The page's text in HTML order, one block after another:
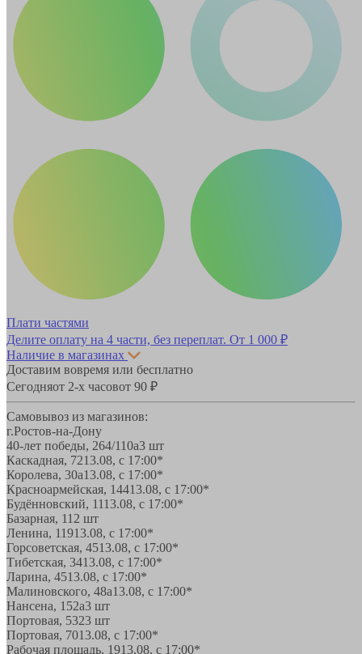
Плати частями
Делите оплату на 4 части, без переплат. От 1 000 ₽
Наличие в магазинах
Доставим вовремя или бесплатно
Сегодняот 2-х часовот 90 ₽
Самовывоз из магазинов:
г.Ростов-на-Дону
40-лет победы, 264/110а3 шт
Каскадная, 7213.08, с 17:00*
Королева, 30а13.08, с 17:00*
Красноармейская, 14413.08, с 17:00*
Будённовский, 1113.08, с 17:00*
Базарная, 11 2 шт
Ленина, 11913.08, с 17:00*
Горсоветская, 4513.08, с 17:00*
Тибетская, 3413.08, с 17:00*
Ларина, 4513.08, с 17:00*
Малиновского, 48а13.08, с 17:00*
Нансена, 152а3 шт
Портовая, 5323 шт
Портовая, 7013.08, с 17:00*
Рабочая площадь, 1913.08, с 17:00*